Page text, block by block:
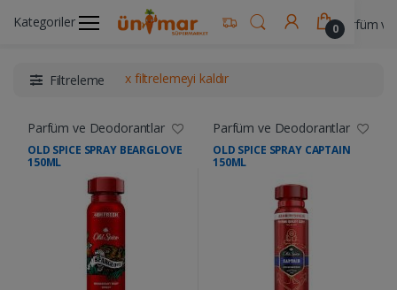
Kategoriler 0
Ünimar Anasayfa Kişisel Bakım Ürünleri Parfüm
Filtreleme x filtrelemeyi kaldır
Parfüm ve Deodorantlar
OLD SPICE SPRAY BEARGLOVE
150ML
Parfüm ve Deodorantlar
OLD SPICE SPRAY CAPTAIN
150ML